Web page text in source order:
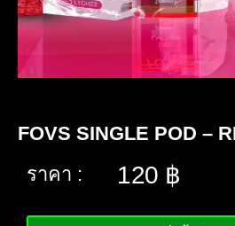
FOVS SINGLE POD –
ราคา :
120 ฿